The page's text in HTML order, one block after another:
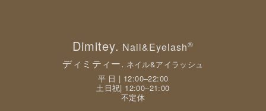
Dimitey. Nail&Eyelash®
ディミティー. ネイル&アイラッシュ
平 日 | 12:00–22:00
土日祝| 12:00–21:00
不定休